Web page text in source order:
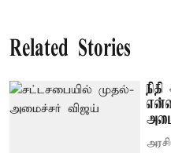
Related Stories